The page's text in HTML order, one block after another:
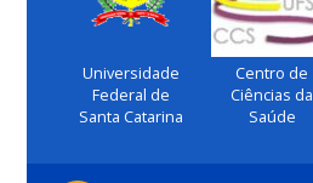
Universidade
Federal de
Santa Catarina
Centro de
Ciências da
Saúde